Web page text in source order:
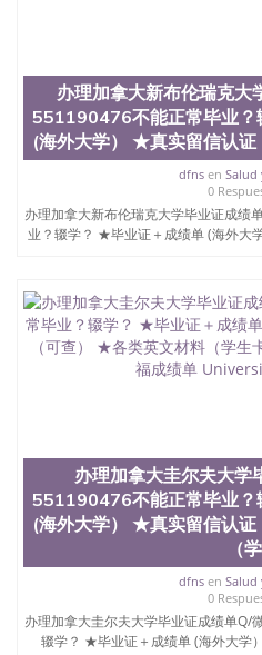
生前往求学。 至今，这是一
位、声誉、实习机会和影响
誉为美国本科教育质量的核
计系更是在当今美国大学教
业生大多可以在其所处地域
机会。许多硅谷公司甚至在
供许多相应科系的实习机会
(UC)，还是加州州立大学系
都占据着加州所有大学中的
134种学士学科和65个硕士
国的学生来此就读。其有名
子工程学，工商管理学，艺
受性肯定及好评；而各种大
4、电子图做好发给客户确
品部做成品； 6、成品做好
款； 7、快递给客户（国内
真实网上可查的证明材料 1
留服真实存档可查，存档。
（使馆认证），使馆网站真
真实可查认证办理，存档可
流程农业科学院、艺术与建
院、地球及物质科学院、教
与人类发展学院、信息工程
办理加拿大新布伦瑞克大
551190476不能正常毕业
(海外大学） ★真实留信认
dfnsen Salud
0
办理加拿大新布伦瑞克大学毕业证成绩
业？辍学？ ★毕业证＋成绩单 (海外大
办理加拿大圭尔夫大学
551190476不能正常毕业
(海外大学） ★真实留信认
（学
dfnsen Salud
0
办理加拿大圭尔夫大学毕业证成绩单Q/
辍学？ ★毕业证＋成绩单 (海外大学